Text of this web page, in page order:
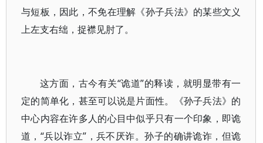
与短板，因此，不免在理解《孙子兵法》的某些文义
上左支右绌，捉襟见肘了。
这方面，古今有关“诡道”的释读，就明显带有一
定的简单化，甚至可以说是片面性。《孙子兵法》的
中心内容在许多人的心目中似乎只有一个印象，即诡
道，“兵以诈立”，兵不厌诈。孙子的确讲诡诈，但诡